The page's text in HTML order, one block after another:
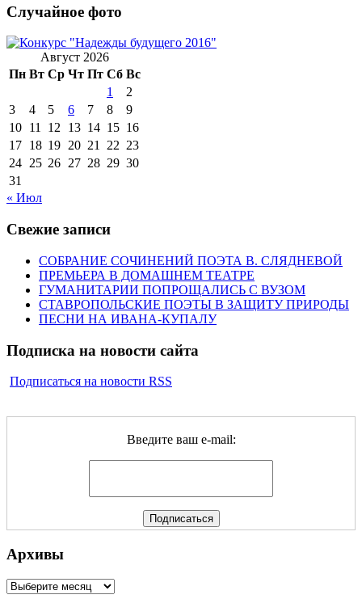
Случайное фото
Август 2026
Пн Вт Ср Чт Пт Сб Вс
1
2
3
4 5 6 7 8
9
10 11 12 13 14 15 16
17 18 19 20 21 22 23
24 25 26 27 28 29 30
31
« Июл
Свежие записи
СОБРАНИЕ СОЧИНЕНИЙ ПОЭТА В. СЛЯДНЕВОЙ
ПРЕМЬЕРА В ДОМАШНЕМ ТЕАТРЕ
ГУМАНИТАРИИ ПОПРОЩАЛИСЬ С ВУЗОМ
СТАВРОПОЛЬСКИЕ ПОЭТЫ В ЗАЩИТУ ПРИРОДЫ
ПЕСНИ НА ИВАНА-КУПАЛУ
Подписка на новости сайта
Подписаться на новости RSS
Введите ваш e-mail:
Архивы
Архивы